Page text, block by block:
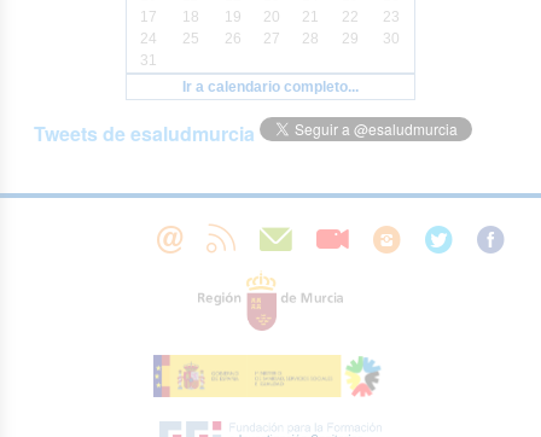
17
18 19 20 21 22
23
24
25 26 27 28 29
30
31
Ir a calendario completo...
Tweets de esaludmurcia